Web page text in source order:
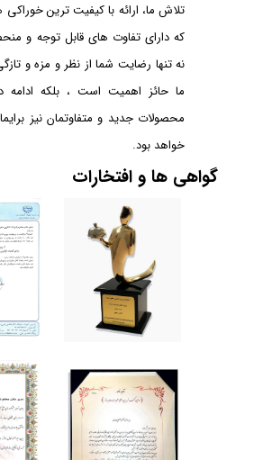
تلاش ما، ارائه با کیفیت ترین
که دارای تفاوت های قابل توجه و
نه تنها رضایت شما از نظر و مزه و
ما حائز اهمیت است ، بلکه ادامه
محصولات جدید و متفاوتمان نیز
خواهد بود.
گواهی ها و افتخارات